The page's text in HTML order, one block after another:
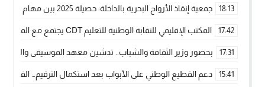
18:13 جمعية إنقاذ الأرواح البحرية بالداخلة: حصيلة 2025 بين مهام الإنقاذ ومشروع “دار البحار”
17:42 المكتب الإقليمي للنقابة الوطنية للتعليم CDT يجتمع مع المدير الإقليمي لمناقشة ملفات جوهرية لنساء ورجال التعليم
17:31 بحضور وزير الثقافة والشباب.. تدشين معهد الموسيقى والفنون
15:41 دعم القطيع الوطني على الأبواب بعد استكمال الترقيم…